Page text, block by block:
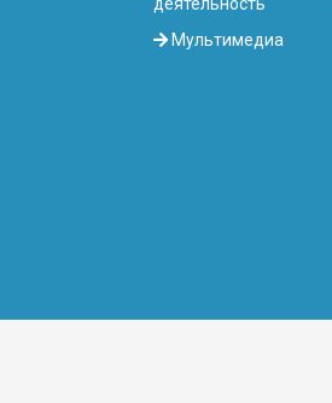
деятельность
Мультимедиа